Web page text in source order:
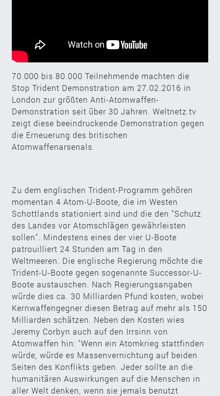
70.000 bis 80.000 Teilnehmende machten die
Stop Trident Demonstration am 27.02.2016 in
London zur größten Anti-Atomwaffen-
Demonstration seit über 30 Jahren. Weltnetz.tv
zeigt diese beeindruckende Demonstration gegen
die Erneuerung des britischen
Atomwaffenarsenals.
Zu dem englischen Trident-Programm gehören
momentan 4 Atom-U-Boote, die im Westen
Schottlands stationiert sind und die den "Schutz
des Landes vor Atomschlägen gewährleisten
sollen". Mindestens eines der vier U-Boote
patrouilliert 24 Stunden am Tag in den
Weltmeeren. Die englische Regierung möchte die
Trident-U-Boote gegen sogenannte Successor-U-
Boote austauschen. Nach Regierungsangaben
würde dies ca. 30 Milliarden Pfund kosten, wobei
Kernwaffengegner diesen Betrag auf mehr als 150
Milliarden schätzen. Neben den Kosten wies
Jeremy Corbyn auch auf den Irrsinn von
Atomwaffen hin: "Wenn ein Atomkrieg stattfinden
würde, würde es Massenvernichtung auf beiden
Seiten des Konflikts geben. Jeder sollte an die
humanitären Auswirkungen auf die Menschen in
aller Welt denken, wenn sie jemals benutzt